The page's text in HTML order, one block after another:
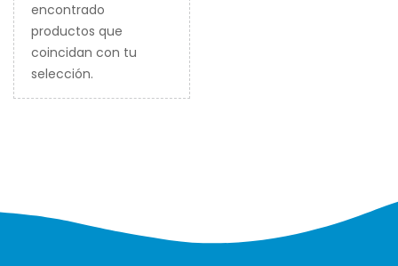
encontrado
productos que
coincidan con tu
selección.